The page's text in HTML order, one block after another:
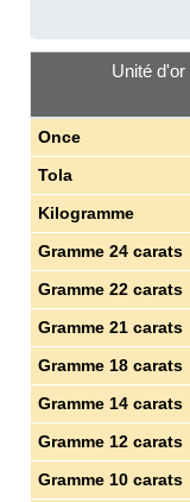
Unité d'or
Once
Tola
Kilogramme
Gramme 24 carats
Gramme 22 carats
Gramme 21 carats
Gramme 18 carats
Gramme 14 carats
Gramme 12 carats
Gramme 10 carats